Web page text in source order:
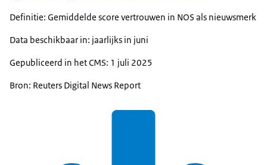
Definitie: Gemiddelde score vertrouwen in NOS als nieuwsmerk
Data beschikbaar in: jaarlijks in juni
Gepubliceerd in het CMS: 1 juli 2025
Bron: Reuters Digital News Report